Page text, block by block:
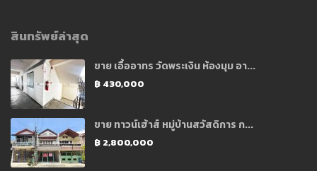
สินทรัพย์ล่าสุด
ขาย เอื้ออาทร วัดพระเงิน ห้องมุม อา...
฿ 430,000
ขาย ทาวน์เฮ้าส์ หมู่บ้านสวัสดิการ ก...
฿ 2,800,000